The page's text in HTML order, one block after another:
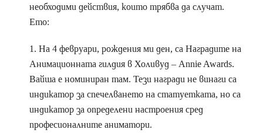
необходими действия, които трябва да случат.
Ето:
1. На 4 февруари, рождения ми ден, са Наградите на
Анимационната гилдия в Холивуд – Annie Awards.
Вайша е номиниран там. Тези награди не винаги са
индикатор за спечелването на статуетката, но са
индикатор за определени настроения сред
професионалните аниматори.